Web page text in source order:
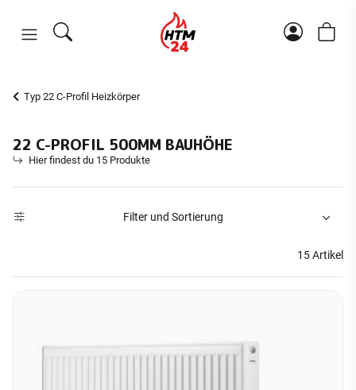
Typ 22 C-Profil Heizkörper
22 C-PROFIL 500MM BAUHÖHE
Hier findest du 15 Produkte
Filter und Sortierung
15 Artikel